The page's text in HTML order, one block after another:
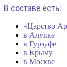
В составе есть:
«Царство
в Алупке
в Гурзуфе
в Крыму
в Москве